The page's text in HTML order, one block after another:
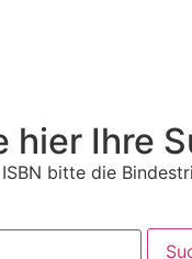
hier Ihre
bitte die